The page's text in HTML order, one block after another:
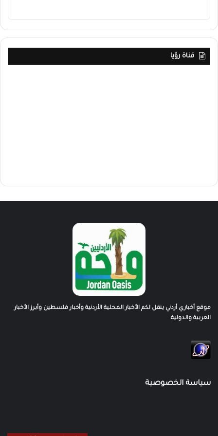
قناة رؤيا
موقع أخباري أردني ينقل لكم الأخبار المحلية الأردنية وأخبار فلسطين وأبرز الأخبار
العربية والدولية.
سياسة الخصوصية